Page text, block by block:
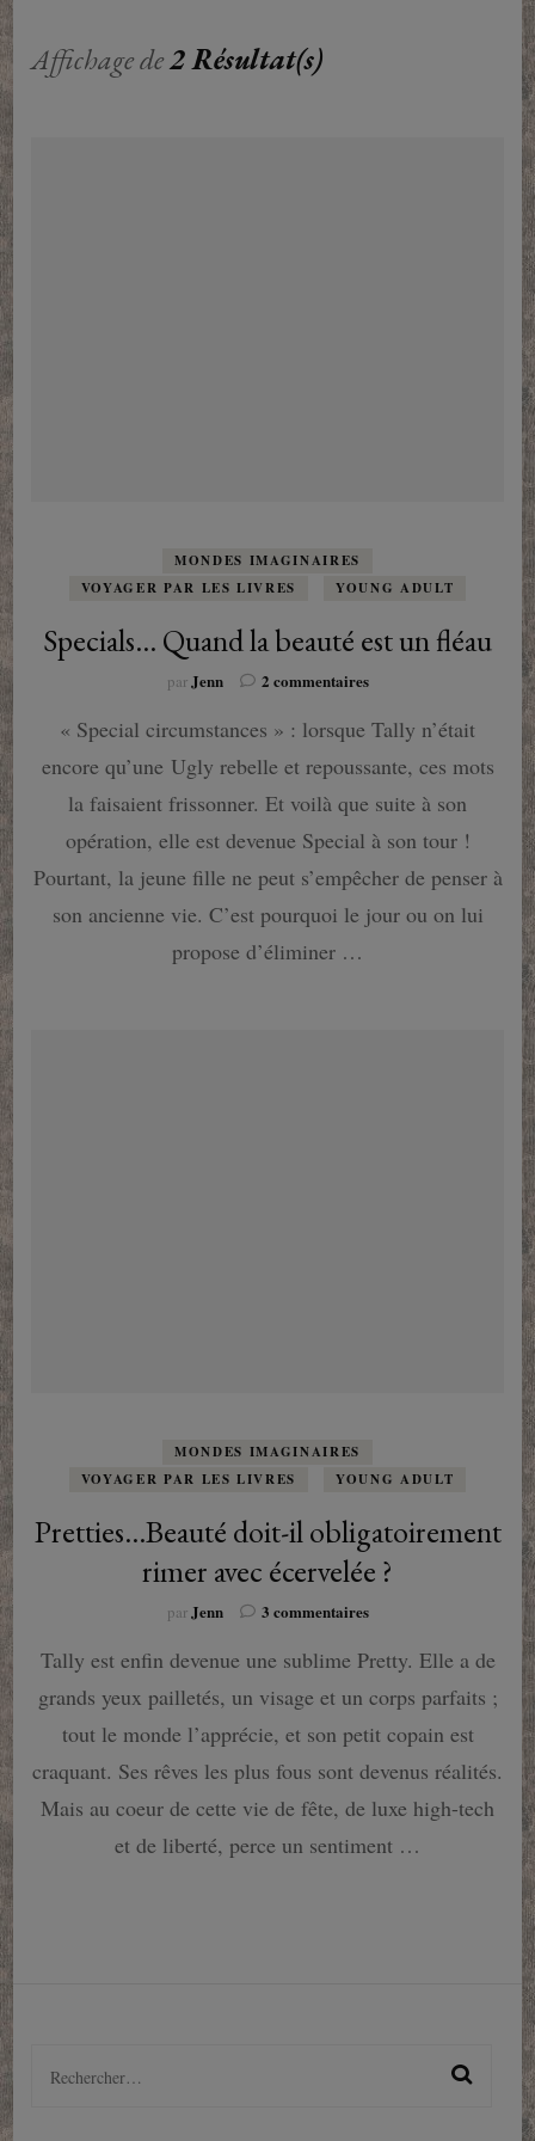
Affichage de2 Résultat(s)
MONDES IMAGINAIRES
VOYAGER PAR LES LIVRES
YOUNG ADULT
Specials… Quand la beauté est un fléau
par Jenn 2 commentairessur
Quand
beauté
est
fléau
« Special circumstances » : lorsque Tally n’était
encore qu’une Ugly rebelle et repoussante, ces mots
la faisaient frissonner. Et voilà que suite à son
opération, elle est devenue Special à son tour !
Pourtant, la jeune fille ne peut s’empêcher de penser à
son ancienne vie. C’est pourquoi le jour ou on lui
propose d’éliminer …
MONDES IMAGINAIRES
VOYAGER PAR LES LIVRES
YOUNG ADULT
Pretties…Beauté doit-il obligatoirement
rimer avec écervelée ?
parJenn 3 commentairessur
Beauté
il
obligatoirement
avec
écervelée
Tally est enfin devenue une sublime Pretty. Elle a de
grands yeux pailletés, un visage et un corps parfaits ;
tout le monde l’apprécie, et son petit copain est
craquant. Ses rêves les plus fous sont devenus réalités.
Mais au coeur de cette vie de fête, de luxe high-tech
et de liberté, perce un sentiment …
Rechercher :